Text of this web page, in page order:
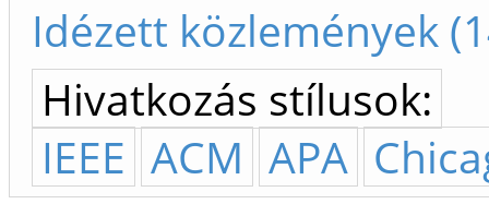
Idézett közlemények
Hivatkozás stílusok:
IEEE ACM APA